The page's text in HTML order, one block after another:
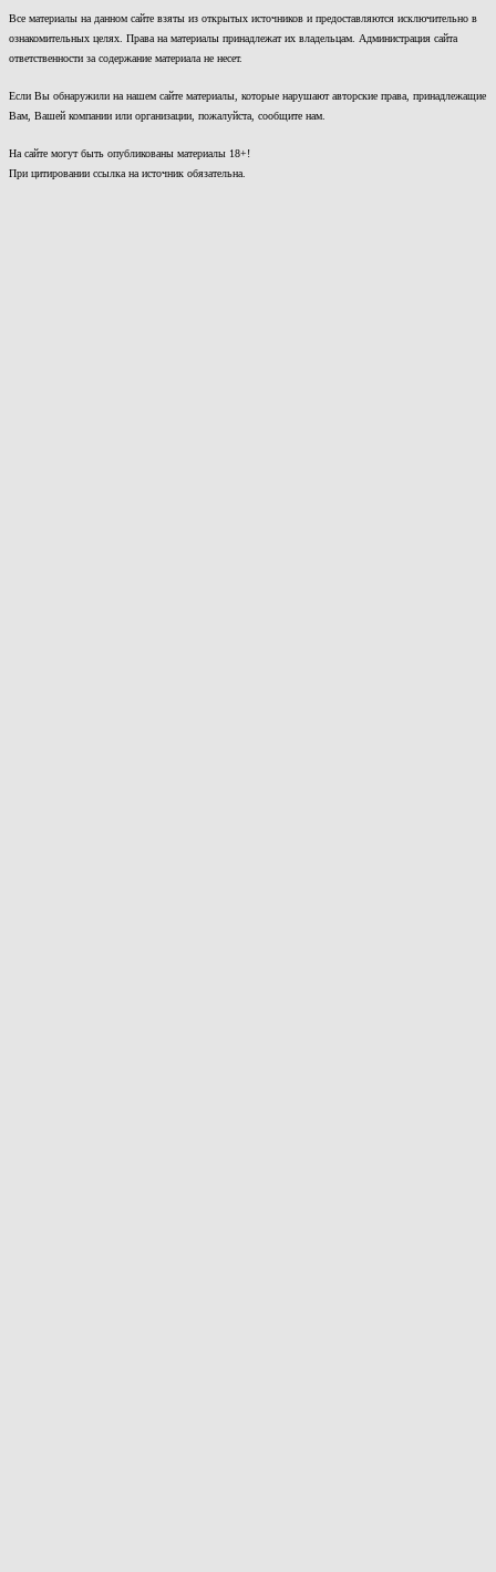
Все материалы на данном сайте взяты из открытых источников и предоставляются исключительно в
ознакомительных целях. Права на материалы принадлежат их владельцам. Администрация сайта
ответственности за содержание материала не несет.
Если Вы обнаружили на нашем сайте материалы, которые нарушают авторские права, принадлежащие
Вам, Вашей компании или организации, пожалуйста, сообщите нам.
На сайте могут быть опубликованы материалы 18+!
При цитировании ссылка на источник обязательна.